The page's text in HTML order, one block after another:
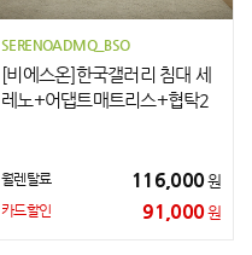
SERENOADMQ_BSO
[비에스온]한국갤러리 침대 세
레노+어댑트매트리스+협탁2
월렌탈료 116,000원
카드할인 91,000원